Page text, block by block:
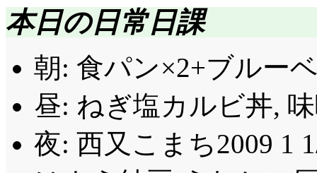
評価……☆☆☆☆(前回比
西方の人に「夏休み
腹立ちますが, まあ米
んて)。「二学期始ま
ってるなー梓。今の
になって初めての学
本日の日常日課
朝: 食パン×2+ブルー
昼: ねぎ塩カルビ丼,
夜: 西又こまち2009 1